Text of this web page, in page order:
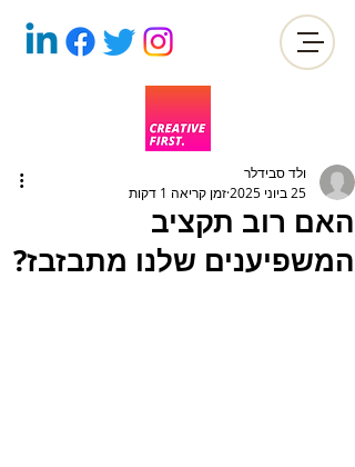
האם רוב תקציב
המשפיענים שלנו מתבזבז?
ולד סבידלר
25 ביוני 2025
זמן קריאה 1 דקות